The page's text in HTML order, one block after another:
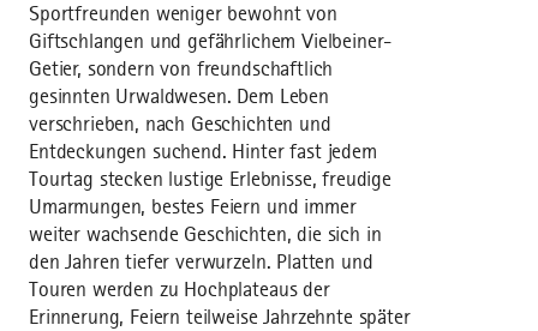
Sportfreunden weniger bewohnt von
Giftschlangen und gefährlichem Vielbeiner-
Getier, sondern von freundschaftlich
gesinnten Urwaldwesen. Dem Leben
verschrieben, nach Geschichten und
Entdeckungen suchend. Hinter fast jedem
Tourtag stecken lustige Erlebnisse, freudige
Umarmungen, bestes Feiern und immer
weiter wachsende Geschichten, die sich in
den Jahren tiefer verwurzeln. Platten und
Touren werden zu Hochplateaus der
Erinnerung, Feiern teilweise Jahrzehnte später